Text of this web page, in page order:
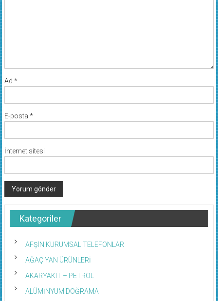
Ad *
E-posta *
İnternet sitesi
Kategoriler
AFŞİN KURUMSAL TELEFONLAR
AĞAÇ YAN ÜRÜNLERİ
AKARYAKIT – PETROL
ALÜMİNYUM DOĞRAMA